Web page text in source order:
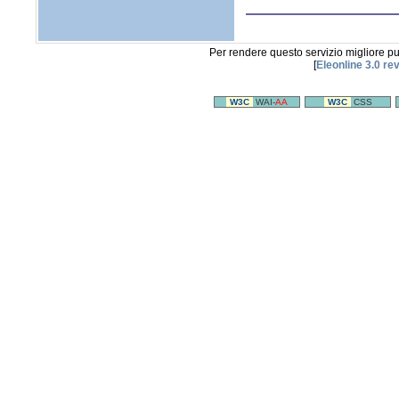
Per rendere questo servizio migliore
[Eleonline 3.0
W3C WAI-AA W3C CSS